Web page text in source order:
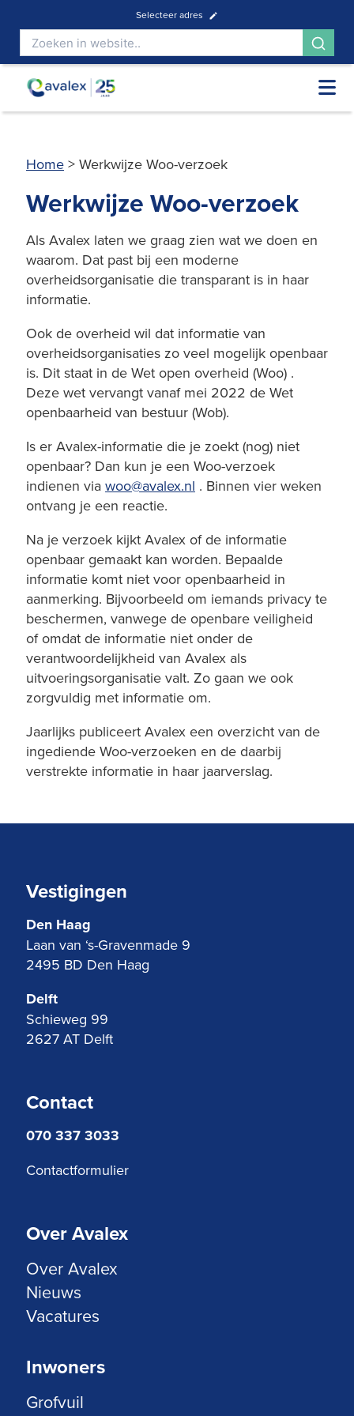
Selecteer adres
Home > Werkwijze Woo-verzoek
Werkwijze Woo-verzoek
Als Avalex laten we graag zien wat we doen en
waarom. Dat past bij een moderne
overheidsorganisatie die transparant is in haar
informatie.
Ook de overheid wil dat informatie van
overheidsorganisaties zo veel mogelijk openbaar
is. Dit staat in de Wet open overheid (Woo) .
Deze wet vervangt vanaf mei 2022 de Wet
openbaarheid van bestuur (Wob).
Is er Avalex-informatie die je zoekt (nog) niet
openbaar? Dan kun je een Woo-verzoek
indienen via woo@avalex.nl . Binnen vier weken
ontvang je een reactie.
Na je verzoek kijkt Avalex of de informatie
openbaar gemaakt kan worden. Bepaalde
informatie komt niet voor openbaarheid in
aanmerking. Bijvoorbeeld om iemands privacy te
beschermen, vanwege de openbare veiligheid
of omdat de informatie niet onder de
verantwoordelijkheid van Avalex als
uitvoeringsorganisatie valt. Zo gaan we ook
zorgvuldig met informatie om.
Jaarlijks publiceert Avalex een overzicht van de
ingediende Woo-verzoeken en de daarbij
verstrekte informatie in haar jaarverslag.
Vestigingen
Den Haag
Laan van ‘s-Gravenmade 9
2495 BD Den Haag
Delft
Schieweg 99
2627 AT Delft
Contact
070 337 3033
Contactformulier
Over Avalex
Over Avalex
Nieuws
Vacatures
Inwoners
Grofvuil